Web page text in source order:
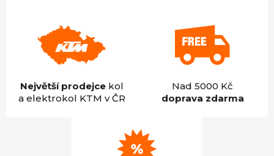
Největší prodejcekol
a elektrokol KTM v ČR
Nad 5000 Kč
doprava zdarma